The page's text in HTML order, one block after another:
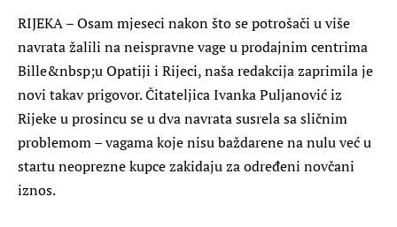
RIJEKA– Osam mjeseci nakon što se potrošači u više
navrata žalili na neispravne vage u prodajnim centrima
Bille&nbsp;u Opatiji i Rijeci, naša redakcija zaprimila je
novi takav prigovor. Čitateljica Ivanka Puljanović iz
Rijeke u prosincu se u dva navrata susrela sa sličnim
problemom – vagama koje nisu baždarene na nulu već u
startu neoprezne kupce zakidaju za određeni novčani
iznos.